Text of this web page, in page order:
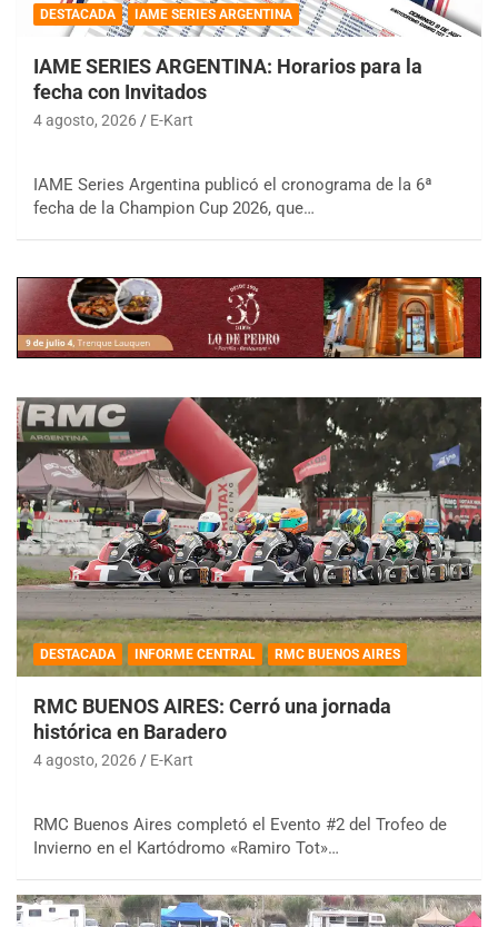
DESTACADA IAME SERIES ARGENTINA
IAME SERIES ARGENTINA: Horarios para la
fecha con Invitados
4 agosto, 2026 E-Kart
IAME Series Argentina publicó el cronograma de la 6ª
fecha de la Champion Cup 2026, que…
DESTACADA INFORME CENTRAL RMC BUENOS AIRES
RMC BUENOS AIRES: Cerró una jornada
histórica en Baradero
4 agosto, 2026 E-Kart
RMC Buenos Aires completó el Evento #2 del Trofeo de
Invierno en el Kartódromo «Ramiro Tot»…